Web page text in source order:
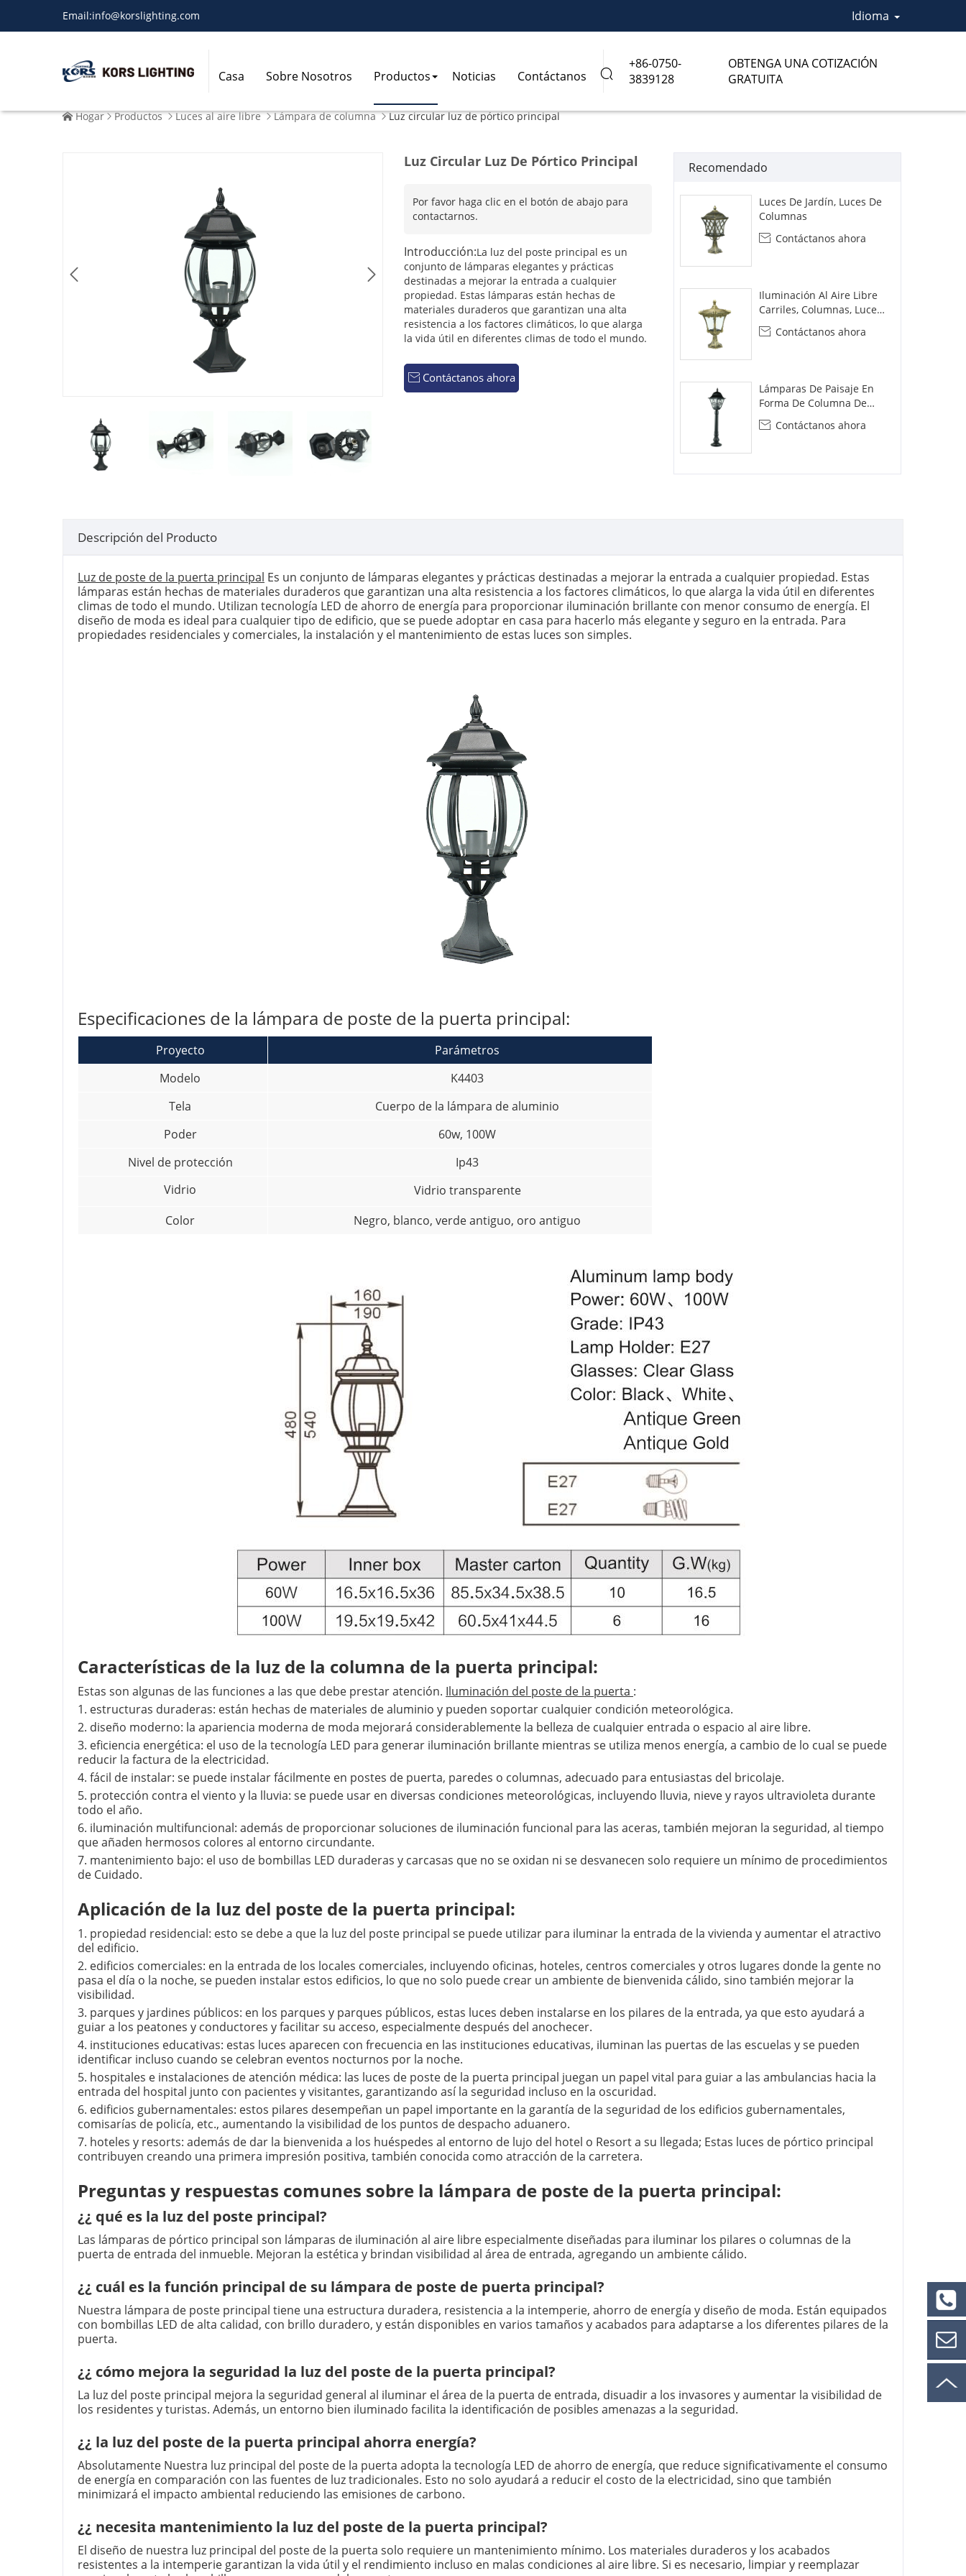
Email:info@korslighting.com Idioma
Casa Sobre Nosotros Productos Noticias Contáctanos 
+86-0750-
3839128
OBTENGA UNA COTIZACIÓN
GRATUITA
 Hogar  Productos  Luces al aire libre  Lámpara de columna  Luz circular luz de pórtico principal
Recomendado
Luces De Jardín, Luces De
Columnas
 Contáctanos ahora
Iluminación Al Aire Libre
Carriles, Columnas, Luces
De Jardín
 Contáctanos ahora
Lámparas De Paisaje En
Forma De Columna De
Patio De Estilo Decorativo
 Contáctanos ahora
 
Luz Circular Luz De Pórtico Principal
Por favor haga clic en el botón de abajo para
contactarnos.
Introducción:La luz del poste principal es un
conjunto de lámparas elegantes y prácticas
destinadas a mejorar la entrada a cualquier
propiedad. Estas lámparas están hechas de
materiales duraderos que garantizan una alta
resistencia a los factores climáticos, lo que alarga
la vida útil en diferentes climas de todo el mundo.
Contáctanos ahora
Descripción del Producto
Luz de poste de la puerta principal Es un conjunto de lámparas elegantes y prácticas destinadas a mejorar la entrada a cualquier propiedad. Estas
lámparas están hechas de materiales duraderos que garantizan una alta resistencia a los factores climáticos, lo que alarga la vida útil en diferentes
climas de todo el mundo. Utilizan tecnología LED de ahorro de energía para proporcionar iluminación brillante con menor consumo de energía. El
diseño de moda es ideal para cualquier tipo de edificio, que se puede adoptar en casa para hacerlo más elegante y seguro en la entrada. Para
propiedades residenciales y comerciales, la instalación y el mantenimiento de estas luces son simples.
Especificaciones de la lámpara de poste de la puerta principal:
Proyecto
Parámetros
Modelo
K4403
Tela
Cuerpo de la lámpara de aluminio
Poder
60w, 100W
Nivel de protección
Ip43
Vidrio
Vidrio transparente
Color
Negro, blanco, verde antiguo, oro antiguo
Características de la luz de la columna de la puerta principal:
Estas son algunas de las funciones a las que debe prestar atención. Iluminación del poste de la puerta :
1. estructuras duraderas: están hechas de materiales de aluminio y pueden soportar cualquier condición meteorológica.
2. diseño moderno: la apariencia moderna de moda mejorará considerablemente la belleza de cualquier entrada o espacio al aire libre.
3. eficiencia energética: el uso de la tecnología LED para generar iluminación brillante mientras se utiliza menos energía, a cambio de lo cual se puede
reducir la factura de la electricidad.
4. fácil de instalar: se puede instalar fácilmente en postes de puerta, paredes o columnas, adecuado para entusiastas del bricolaje.
5. protección contra el viento y la lluvia: se puede usar en diversas condiciones meteorológicas, incluyendo lluvia, nieve y rayos ultravioleta durante
todo el año.
6. iluminación multifuncional: además de proporcionar soluciones de iluminación funcional para las aceras, también mejoran la seguridad, al tiempo
que añaden hermosos colores al entorno circundante.
7. mantenimiento bajo: el uso de bombillas LED duraderas y carcasas que no se oxidan ni se desvanecen solo requiere un mínimo de procedimientos
de Cuidado.
Aplicación de la luz del poste de la puerta principal:
1. propiedad residencial: esto se debe a que la luz del poste principal se puede utilizar para iluminar la entrada de la vivienda y aumentar el atractivo
del edificio.
2. edificios comerciales: en la entrada de los locales comerciales, incluyendo oficinas, hoteles, centros comerciales y otros lugares donde la gente no
pasa el día o la noche, se pueden instalar estos edificios, lo que no solo puede crear un ambiente de bienvenida cálido, sino también mejorar la
visibilidad.
3. parques y jardines públicos: en los parques y parques públicos, estas luces deben instalarse en los pilares de la entrada, ya que esto ayudará a
guiar a los peatones y conductores y facilitar su acceso, especialmente después del anochecer.
4. instituciones educativas: estas luces aparecen con frecuencia en las instituciones educativas, iluminan las puertas de las escuelas y se pueden
identificar incluso cuando se celebran eventos nocturnos por la noche.
5. hospitales e instalaciones de atención médica: las luces de poste de la puerta principal juegan un papel vital para guiar a las ambulancias hacia la
entrada del hospital junto con pacientes y visitantes, garantizando así la seguridad incluso en la oscuridad.
6. edificios gubernamentales: estos pilares desempeñan un papel importante en la garantía de la seguridad de los edificios gubernamentales,
comisarías de policía, etc., aumentando la visibilidad de los puntos de despacho aduanero.
7. hoteles y resorts: además de dar la bienvenida a los huéspedes al entorno de lujo del hotel o Resort a su llegada; Estas luces de pórtico principal
contribuyen creando una primera impresión positiva, también conocida como atracción de la carretera.
Preguntas y respuestas comunes sobre la lámpara de poste de la puerta principal:
¿¿ qué es la luz del poste principal?
Las lámparas de pórtico principal son lámparas de iluminación al aire libre especialmente diseñadas para iluminar los pilares o columnas de la
puerta de entrada del inmueble. Mejoran la estética y brindan visibilidad al área de entrada, agregando un ambiente cálido.
¿¿ cuál es la función principal de su lámpara de poste de puerta principal?
Nuestra lámpara de poste principal tiene una estructura duradera, resistencia a la intemperie, ahorro de energía y diseño de moda. Están equipados
con bombillas LED de alta calidad, con brillo duradero, y están disponibles en varios tamaños y acabados para adaptarse a los diferentes pilares de la
puerta.
¿¿ cómo mejora la seguridad la luz del poste de la puerta principal?
La luz del poste principal mejora la seguridad general al iluminar el área de la puerta de entrada, disuadir a los invasores y aumentar la visibilidad de
los residentes y turistas. Además, un entorno bien iluminado facilita la identificación de posibles amenazas a la seguridad.
¿¿ la luz del poste de la puerta principal ahorra energía?
Absolutamente Nuestra luz principal del poste de la puerta adopta la tecnología LED de ahorro de energía, que reduce significativamente el consumo
de energía en comparación con las fuentes de luz tradicionales. Esto no solo ayudará a reducir el costo de la electricidad, sino que también
minimizará el impacto ambiental reduciendo las emisiones de carbono.
¿¿ necesita mantenimiento la luz del poste de la puerta principal?
El diseño de nuestra luz principal del poste de la puerta solo requiere un mantenimiento mínimo. Los materiales duraderos y los acabados
resistentes a la intemperie garantizan la vida útil y el rendimiento incluso en malas condiciones al aire libre. Si es necesario, limpiar y reemplazar
Teléfon
+86-
0750-
383912
8
Contáct